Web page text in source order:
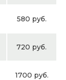
580 руб.
720 руб.
1700 руб.